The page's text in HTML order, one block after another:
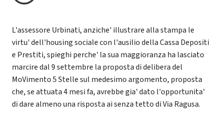
L'assessore Urbinati, anziche' illustrare alla stampa le
virtu' dell'housing sociale con l'ausilio della Cassa Depositi
e Prestiti, spieghi perche' la sua maggioranza ha lasciato
marcire dal 9 settembre la proposta di delibera del
MoVimento 5 Stelle sul medesimo argomento, proposta
che, se attuata 4 mesi fa, avrebbe gia' dato l'opportunita'
di dare almeno una risposta ai senza tetto di Via Ragusa.